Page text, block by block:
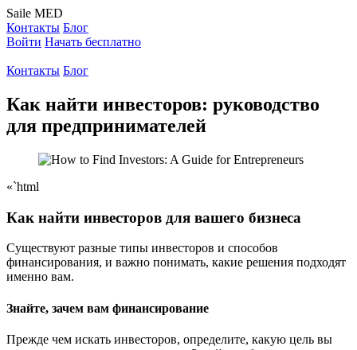
Saile MED
Контакты Блог
Войти Начать бесплатно
Контакты Блог
Как найти инвесторов: руководство
для предпринимателей
«`html
Как найти инвесторов для вашего бизнеса
Существуют разные типы инвесторов и способов
финансирования, и важно понимать, какие решения подходят
именно вам.
Знайте, зачем вам финансирование
Прежде чем искать инвесторов, определите, какую цель вы